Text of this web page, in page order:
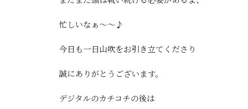
忙しいなぁ〜〜♪
今日も一日山吹をお引き立てくださり
誠にありがとうございます。
デジタルのカチコチの後は